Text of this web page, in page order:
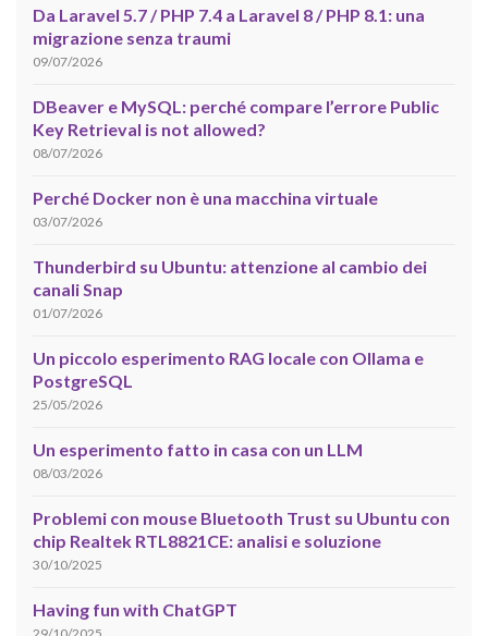
Da Laravel 5.7 / PHP 7.4 a Laravel 8 / PHP 8.1: una
migrazione senza traumi
09/07/2026
DBeaver e MySQL: perché compare l’errore Public
Key Retrieval is not allowed?
08/07/2026
Perché Docker non è una macchina virtuale
03/07/2026
Thunderbird su Ubuntu: attenzione al cambio dei
canali Snap
01/07/2026
Un piccolo esperimento RAG locale con Ollama e
PostgreSQL
25/05/2026
Un esperimento fatto in casa con un LLM
08/03/2026
Problemi con mouse Bluetooth Trust su Ubuntu con
chip Realtek RTL8821CE: analisi e soluzione
30/10/2025
Having fun with ChatGPT